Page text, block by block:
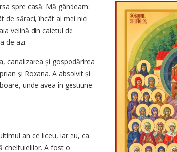
spre casă. Mă gândeam:
de săraci, încât ai mei nici
velină din caietul de
de azi.
canalizarea și gospodărirea
și Roxana. A absolvit și
unde avea în gestiune
an de liceu, iar eu, ca
cheltuielilor. A fost o